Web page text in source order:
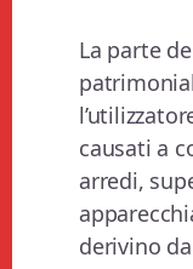
La parte
causati a
arredi,
derivino